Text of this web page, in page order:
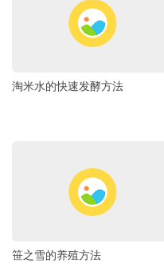
淘米水的快速发酵方法
笹之雪的养殖方法